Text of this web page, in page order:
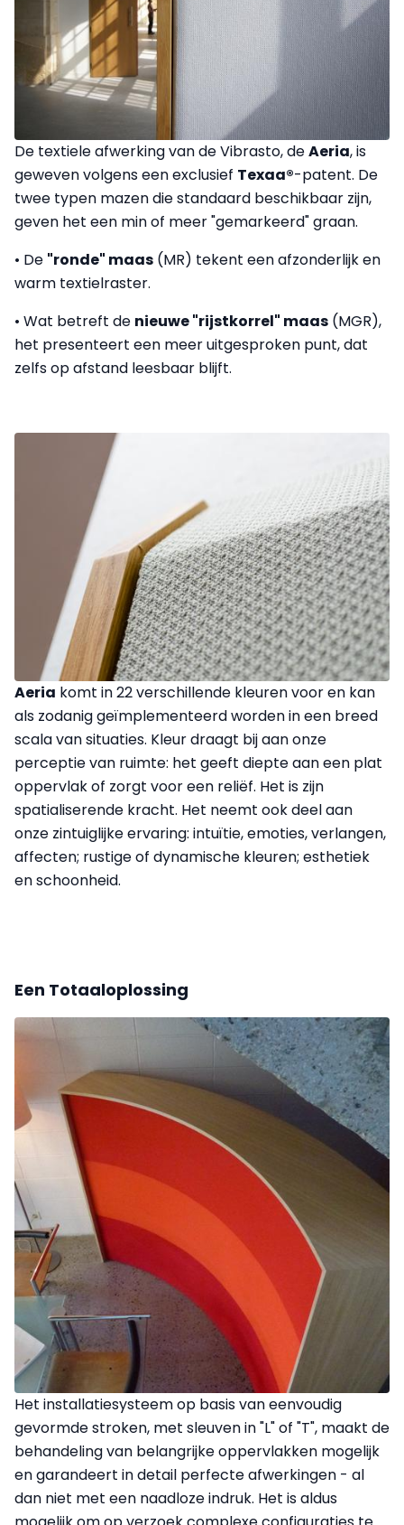
De textiele afwerking van de Vibrasto, deAeria, is
geweven volgens een exclusief Texaa®-patent. De
twee typen mazen die standaard beschikbaar zijn,
geven het een min of meer "gemarkeerd" graan.
• De "ronde" maas (MR) tekent een afzonderlijk en
warm textielraster.
• Wat betreft de nieuwe "rijstkorrel" maas (MGR),
het presenteert een meer uitgesproken punt, dat
zelfs op afstand leesbaar blijft.
Aeria komt in 22 verschillende kleuren voor en kan
als zodanig geïmplementeerd worden in een breed
scala van situaties. Kleur draagt bij aan onze
perceptie van ruimte: het geeft diepte aan een plat
oppervlak of zorgt voor een reliëf. Het is zijn
spatialiserende kracht. Het neemt ook deel aan
onze zintuiglijke ervaring: intuïtie, emoties, verlangen,
affecten; rustige of dynamische kleuren; esthetiek
en schoonheid.
Een Totaaloplossing
Het installatiesysteem op basis van eenvoudig
gevormde stroken, met sleuven in "L" of "T", maakt de
behandeling van belangrijke oppervlakken mogelijk
en garandeert in detail perfecte afwerkingen - al
dan niet met een naadloze indruk. Het is aldus